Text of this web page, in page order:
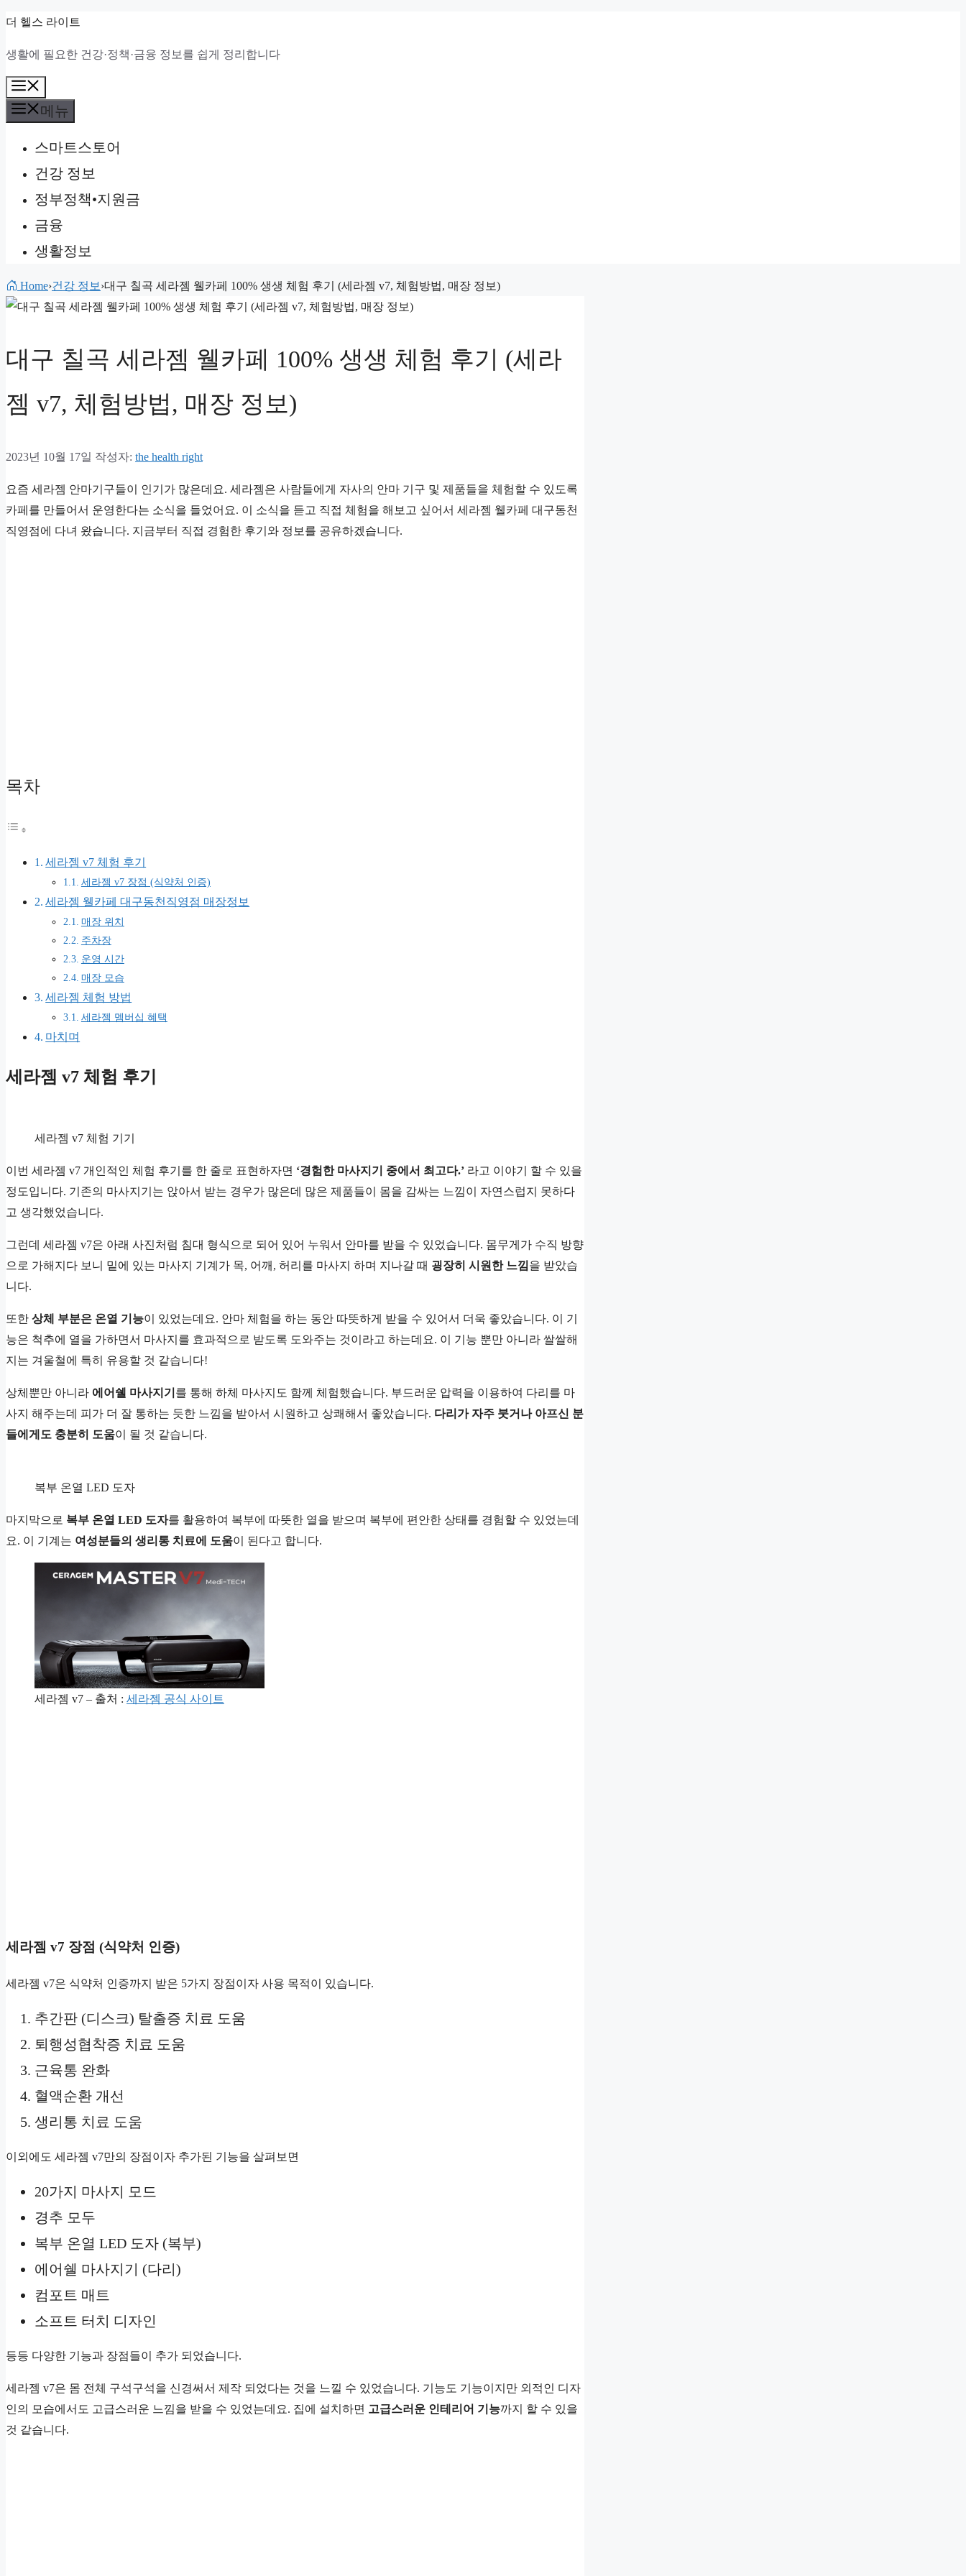
컨
츠
로
건
너
더 헬스 라이트
생활에 필요한 건강·정책·금융 정보를 쉽게 정리합니다
뉴
메뉴
스마트스토어
건강 정보
정부정책•지원금
금융
생활정보
Home›건강 정보 ›대구 칠곡 세라젬 웰카페 100% 생생 체험 후기 (세라젬 v7, 체험방법, 매장 정보)
대구 칠곡 세라젬 웰카페 100% 생생 체험 후기 (세라
젬 v7, 체험방법, 매장 정보)
2023년 10월 17일 작성자: the health right
요즘 세라젬 안마기구들이 인기가 많은데요. 세라젬은 사람들에게 자사의 안마 기구 및 제품들을 체험할 수 있도록
카페를 만들어서 운영한다는 소식을 들었어요. 이 소식을 듣고 직접 체험을 해보고 싶어서 세라젬 웰카페 대구동천
직영점에 다녀 왔습니다. 지금부터 직접 경험한 후기와 정보를 공유하겠습니다.
목차
세라젬 v7 체험 후기
세라젬 v7 장점 (식약처 인증)
세라젬 웰카페 대구동천직영점 매장정보
매장 위치
주차장
운영 시간
매장 모습
세라젬 체험 방법
세라젬 멤버십 혜택
마치며
세라젬 v7 체험 후기
세라젬 v7 체험 기기
이번 세라젬 v7 개인적인 체험 후기를 한 줄로 표현하자면 ‘경험한 마사지기 중에서 최고다.’ 라고 이야기 할 수 있을
정도입니다. 기존의 마사지기는 앉아서 받는 경우가 많은데 많은 제품들이 몸을 감싸는 느낌이 자연스럽지 못하다
고 생각했었습니다.
그런데 세라젬 v7은 아래 사진처럼 침대 형식으로 되어 있어 누워서 안마를 받을 수 있었습니다. 몸무게가 수직 방향
으로 가해지다 보니 밑에 있는 마사지 기계가 목, 어깨, 허리를 마사지 하며 지나갈 때 굉장히 시원한 느낌을 받았습
니다.
또한 상체 부분은 온열 기능이 있었는데요. 안마 체험을 하는 동안 따뜻하게 받을 수 있어서 더욱 좋았습니다. 이 기
능은 척추에 열을 가하면서 마사지를 효과적으로 받도록 도와주는 것이라고 하는데요. 이 기능 뿐만 아니라 쌀쌀해
지는 겨울철에 특히 유용할 것 같습니다!
상체뿐만 아니라 에어쉘 마사지기 를 통해 하체 마사지도 함께 체험했습니다. 부드러운 압력을 이용하여 다리를 마
사지 해주는데 피가 더 잘 통하는 듯한 느낌을 받아서 시원하고 상쾌해서 좋았습니다. 다리가 자주 붓거나 아프신 분
들에게도 충분히 도움이 될 것 같습니다.
복부 온열 LED 도자
마지막으로 복부 온열 LED 도자를 활용하여 복부에 따뜻한 열을 받으며 복부에 편안한 상태를 경험할 수 있었는데
요. 이 기계는 여성분들의 생리통 치료에 도움이 된다고 합니다.
세라젬 v7 – 출처 : 세라젬 공식 사이트
세라젬 v7 장점 (식약처 인증)
세라젬 v7은 식약처 인증까지 받은 5가지 장점이자 사용 목적이 있습니다.
추간판 (디스크) 탈출증 치료 도움
퇴행성협착증 치료 도움
근육통 완화
혈액순환 개선
생리통 치료 도움
이외에도 세라젬 v7만의 장점이자 추가된 기능을 살펴보면
20가지 마사지 모드
경추 모두
복부 온열 LED 도자 (복부)
에어쉘 마사지기 (다리)
컴포트 매트
소프트 터치 디자인
등등 다양한 기능과 장점들이 추가 되었습니다.
세라젬 v7은 몸 전체 구석구석을 신경써서 제작 되었다는 것을 느낄 수 있었습니다. 기능도 기능이지만 외적인 디자
인의 모습에서도 고급스러운 느낌을 받을 수 있었는데요. 집에 설치하면 고급스러운 인테리어 기능까지 할 수 있을
것 같습니다.